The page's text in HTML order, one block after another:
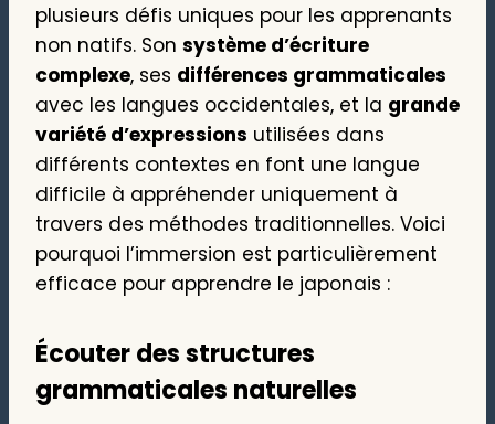
plusieurs défis uniques pour les apprenants
non natifs. Son système d’écriture
complexe, ses différences grammaticales
avec les langues occidentales, et la grande
variété d’expressions utilisées dans
différents contextes en font une langue
difficile à appréhender uniquement à
travers des méthodes traditionnelles. Voici
pourquoi l’immersion est particulièrement
efficace pour apprendre le japonais :
Écouter des structures
grammaticales naturelles